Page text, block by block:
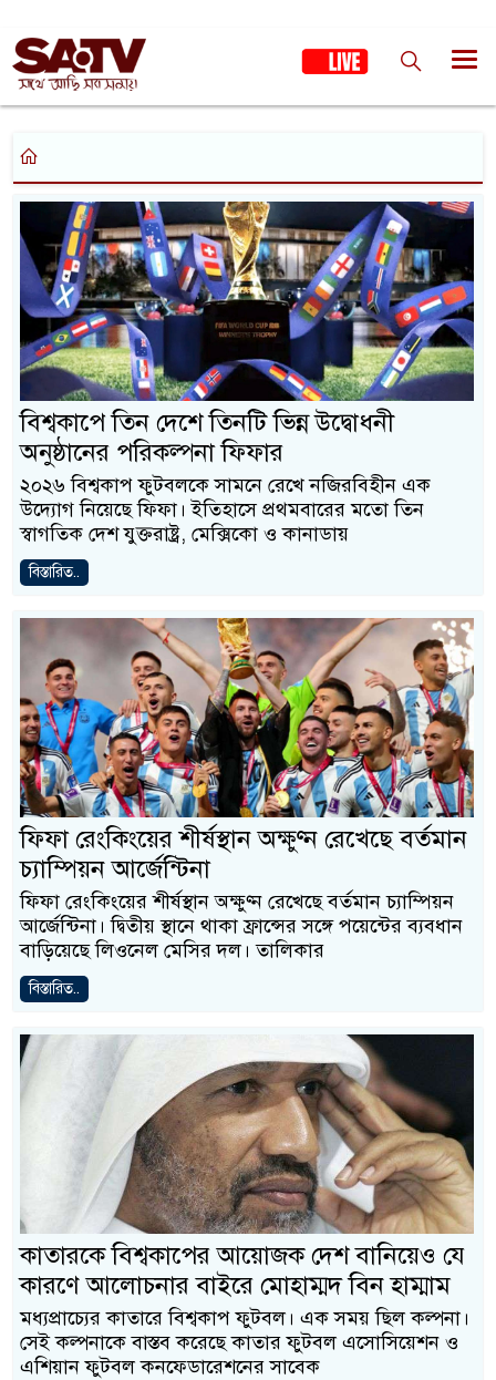
বিশ্বকাপে তিন দেশে তিনটি ভিন্ন উদ্বোধনী
অনুষ্ঠানের পরিকল্পনা ফিফার
২০২৬ বিশ্বকাপ ফুটবলকে সামনে রেখে নজিরবিহীন এক
উদ্যোগ নিয়েছে ফিফা। ইতিহাসে প্রথমবারের মতো তিন
স্বাগতিক দেশ যুক্তরাষ্ট্র, মেক্সিকো ও কানাডায়
বিস্তারিত..
ফিফা রেংকিংয়ের শীর্ষস্থান অক্ষুণ্ন রেখেছে বর্তমান
চ্যাম্পিয়ন আর্জেন্টিনা
ফিফা রেংকিংয়ের শীর্ষস্থান অক্ষুণ্ন রেখেছে বর্তমান চ্যাম্পিয়ন
আর্জেন্টিনা। দ্বিতীয় স্থানে থাকা ফ্রান্সের সঙ্গে পয়েন্টের ব্যবধান
বাড়িয়েছে লিওনেল মেসির দল। তালিকার
বিস্তারিত..
কাতারকে বিশ্বকাপের আয়োজক দেশ বানিয়েও যে
কারণে আলোচনার বাইরে মোহাম্মদ বিন হাম্মাম
মধ্যপ্রাচ্যের কাতারে বিশ্বকাপ ফুটবল। এক সময় ছিল কল্পনা।
সেই কল্পনাকে বাস্তব করেছে কাতার ফুটবল এসোসিয়েশন ও
এশিয়ান ফুটবল কনফেডারেশনের সাবেক